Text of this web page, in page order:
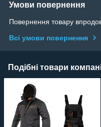
Умови повернення
Повернення товару
Всі умови повернення
Подібні товари